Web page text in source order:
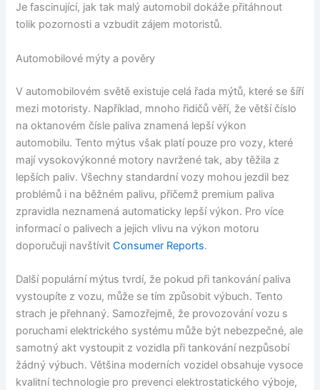
Je fascinující, jak tak malý automobil dokáže přitáhnout
tolik pozornosti a vzbudit zájem motoristů.
Automobilové mýty a pověry
V automobilovém světě existuje celá řada mýtů, které se šíří
mezi motoristy. Například, mnoho řidičů věří, že větší číslo
na oktanovém čísle paliva znamená lepší výkon
automobilu. Tento mýtus však platí pouze pro vozy, které
mají vysokovýkonné motory navržené tak, aby těžila z
lepších paliv. Všechny standardní vozy mohou jezdil bez
problémů i na běžném palivu, přičemž premium paliva
zpravidla neznamená automaticky lepší výkon. Pro více
informací o palivech a jejich vlivu na výkon motoru
doporučuji navštívitConsumer Reports.
Další populární mýtus tvrdí, že pokud při tankování paliva
vystoupíte z vozu, může se tím způsobit výbuch. Tento
strach je přehnaný. Samozřejmě, že provozování vozu s
poruchami elektrického systému může být nebezpečné, ale
samotný akt vystoupit z vozidla při tankování nezpůsobí
žádný výbuch. Většina moderních vozidel obsahuje vysoce
kvalitní technologie pro prevenci elektrostatického výboje,